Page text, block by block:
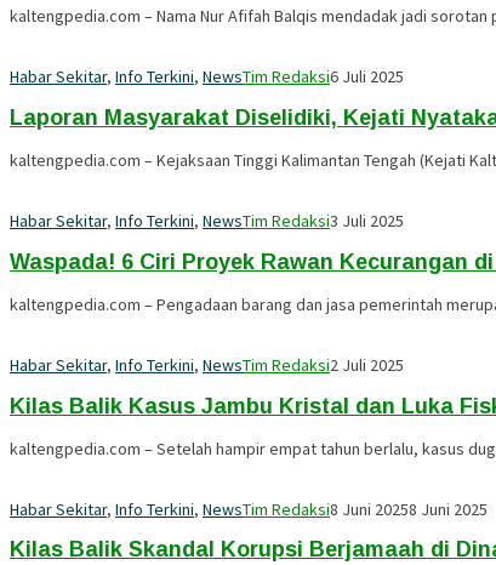
kaltengpedia.com – Nama Nur Afifah Balqis mendadak jadi
Habar Sekitar, Info Terkini, NewsTim Redaksi6 Juli 2025
Laporan Masyarakat Diselidiki, Kejati
kaltengpedia.com – Kejaksaan Tinggi Kalimantan Tengah (Kejati
Habar Sekitar, Info Terkini, NewsTim Redaksi3 Juli 2025
Waspada! 6 Ciri Proyek Rawan Kecurangan
kaltengpedia.com – Pengadaan barang dan jasa pemerintah
Habar Sekitar, Info Terkini, NewsTim Redaksi2 Juli 2025
Kilas Balik Kasus Jambu Kristal dan Luka
kaltengpedia.com – Setelah hampir empat tahun berlalu, kasus
Habar Sekitar, Info Terkini, NewsTim Redaksi8 Juni 20258 Juni 2025
Kilas Balik Skandal Korupsi Berjamaah di